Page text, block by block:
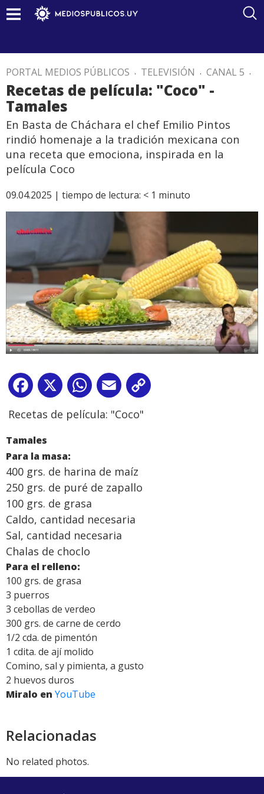
PORTAL MEDIOS PÚBLICOS . TELEVISIÓN . CANAL 5 .
Recetas de película: "Coco" -
Tamales
En Basta de Cháchara el chef Emilio Pintos
rindió homenaje a la tradición mexicana con
una receta que emociona, inspirada en la
película Coco
09.04.2025 | tiempo de lectura: < 1 minuto
Facebook
X WhatsApp
Email
Recetas de película: "Coco"
Tamales
Para la masa:
400 grs. de harina de maíz
250 grs. de puré de zapallo
100 grs. de grasa
Caldo, cantidad necesaria
Sal, cantidad necesaria
Chalas de choclo
Para el relleno:
100 grs. de grasa
3 puerros
3 cebollas de verdeo
300 grs. de carne de cerdo
1/2 cda. de pimentón
1 cdita. de ají molido
Comino, sal y pimienta, a gusto
2 huevos duros
Miralo en YouTube
Relacionadas
No related photos.